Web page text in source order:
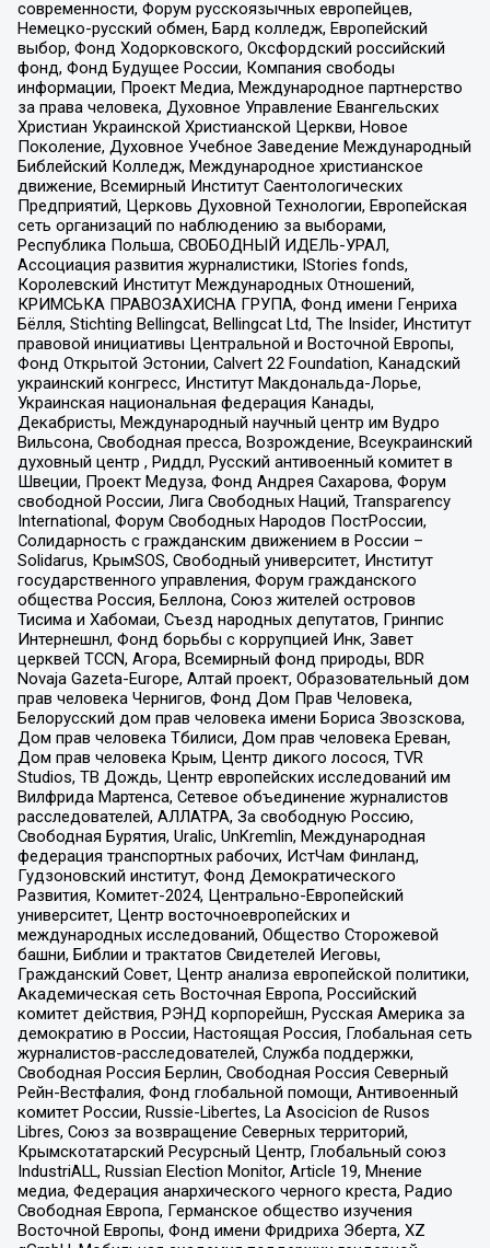
современности, Форум русскоязычных европейцев,
Немецко-русский обмен, Бард колледж, Европейский
выбор, Фонд Ходорковского, Оксфордский российский
фонд, Фонд Будущее России, Компания свободы
информации, Проект Медиа, Международное партнерство
за права человека, Духовное Управление Евангельских
Христиан Украинской Христианской Церкви, Новое
Поколение, Духовное Учебное Заведение Международный
Библейский Колледж, Международное христианское
движение, Всемирный Институт Саентологических
Предприятий, Церковь Духовной Технологии, Европейская
сеть организаций по наблюдению за выборами,
Республика Польша, СВОБОДНЫЙ ИДЕЛЬ-УРАЛ,
Ассоциация развития журналистики, IStories fonds,
Королевский Институт Международных Отношений,
КРИМСЬКА ПРАВОЗАХИСНА ГРУПА, Фонд имени Генриха
Бёлля, Stichting Bellingcat, Bellingcat Ltd, The Insider, Институт
правовой инициативы Центральной и Восточной Европы,
Фонд Открытой Эстонии, Calvert 22 Foundation, Канадский
украинский конгресс, Институт Макдональда-Лорье,
Украинская национальная федерация Канады,
Декабристы, Международный научный центр им Вудро
Вильсона, Свободная пресса, Возрождение, Всеукраинский
духовный центр , Риддл, Русский антивоенный комитет в
Швеции, Проект Медуза, Фонд Андрея Сахарова, Форум
свободной России, Лига Свободных Наций, Transparеncy
International, Форум Свободных Народов ПостРоссии,
Солидарность с гражданским движением в России –
Solidarus, КрымSOS, Свободный университет, Институт
государственного управления, Форум гражданского
общества Россия, Беллона, Союз жителей островов
Тисима и Хабомаи, Съезд народных депутатов, Гринпис
Интернешнл, Фонд борьбы с коррупцией Инк, Завет
церквей TCCN, Агора, Всемирный фонд природы, BDR
Novaja Gazeta-Europe, Алтай проект, Образовательный дом
прав человека Чернигов, Фонд Дом Прав Человека,
Белорусский дом прав человека имени Бориса Звозскова,
Дом прав человека Тбилиси, Дом прав человека Ереван,
Дом прав человека Крым, Центр дикого лосося, TVR
Studios, ТВ Дождь, Центр европейских исследований им
Вилфрида Мартенса, Сетевое объединение журналистов
расследователей, АЛЛАТРА, За свободную Россию,
Свободная Бурятия, Uralic, UnKremlin, Международная
федерация транспортных рабочих, ИстЧам Финланд,
Гудзоновский институт, Фонд Демократического
Развития, Комитет-2024, Центрально-Европейский
университет, Центр восточноевропейских и
международных исследований, Общество Сторожевой
башни, Библии и трактатов Свидетелей Иеговы,
Гражданский Совет, Центр анализа европейской политики,
Академическая сеть Восточная Европа, Российский
комитет действия, РЭНД корпорейшн, Русская Америка за
демократию в России, Настоящая Россия, Глобальная сеть
журналистов-расследователей, Служба поддержки,
Свободная Россия Берлин, Свободная Россия Северный
Рейн-Вестфалия, Фонд глобальной помощи, Антивоенный
комитет России, Russie-Libertes, La Asocicion de Rusos
Libres, Союз за возвращение Северных территорий,
Крымскотатарский Ресурсный Центр, Глобальный союз
IndustriALL, Russian Election Monitor, Article 19, Мнение
медиа, Федерация анархического черного креста, Радио
Свободная Европа, Германское общество изучения
Восточной Европы, Фонд имени Фридриха Эберта, XZ